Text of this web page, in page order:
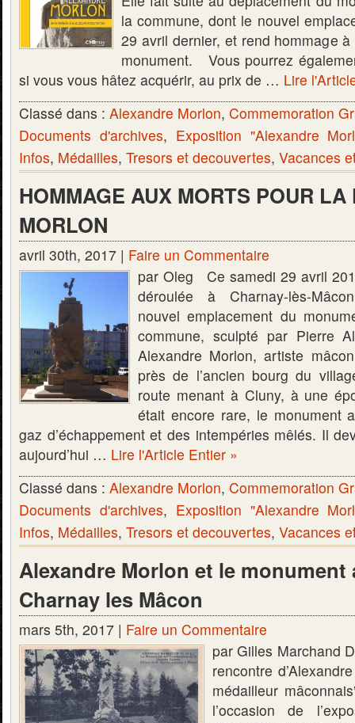
la commune, dont le nouvel
29 avril dernier, et rend hommage
monument. Vous pourrez
si vous vous hâtez acquérir, au prix de … Lire
Classé dans : Alexandre Morlon, Commemoration
Documents d'archives, Exposition "Alexandre
Infos, Médailles, Tresors et decouvertes, Vacances
HOMMAGE AUX MORTS POUR
MORLON
avril 30th, 2017 | Faire un Commentaire
par Oleg Ce samedi 29 avril
déroulée à Charnay-lès-
nouvel emplacement du
commune, sculpté par Pierre
Alexandre Morlon, artiste
près de l’ancien bourg du
route menant à Cluny, à une
était encore rare, le monument
gaz d’échappement et des intempéries mêlés. Il
aujourd’hui … Lire l'Article Entier »
Classé dans : Alexandre Morlon, Commemoration
Documents d'archives, Exposition "Alexandre
Infos, Médailles, Tresors et decouvertes, Vacances
Alexandre Morlon et le
Charnay les Mâcon
mars 5th, 2017 | Faire un Commentaire
par Gilles Marchand
rencontre
médailleur
l’occasion de